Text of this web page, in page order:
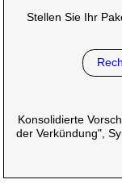
Stellen Sie Ihr
Konsolidierte
der Verkündung",